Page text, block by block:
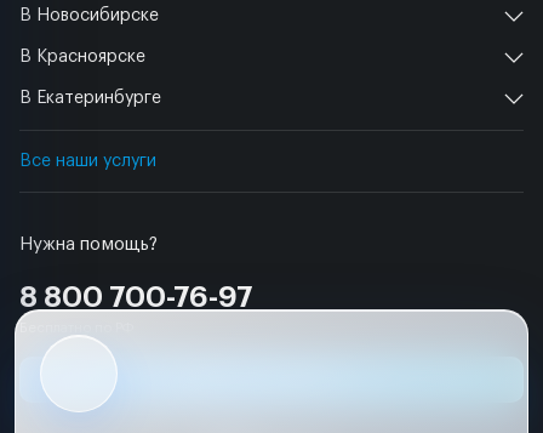
Нужна помощь?
8 800 700-76-97
В Новосибирске
В Красноярске
В Екатеринбурге
Все наши услуги